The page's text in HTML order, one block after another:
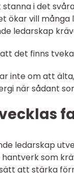
stanna i det
ökar vill
ledarskap
det finns
inte om att
när sådant
ledarskap
som
att stärka